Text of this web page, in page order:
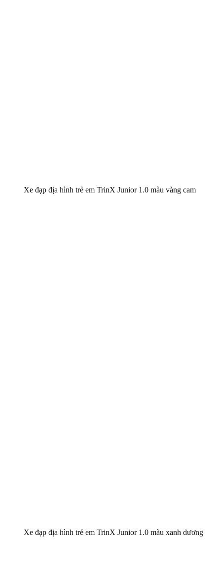
Xe đạp địa hình trẻ em TrinX Junior 1.0 màu vàng cam
Xe đạp địa hình trẻ em TrinX Junior 1.0 màu xanh dương